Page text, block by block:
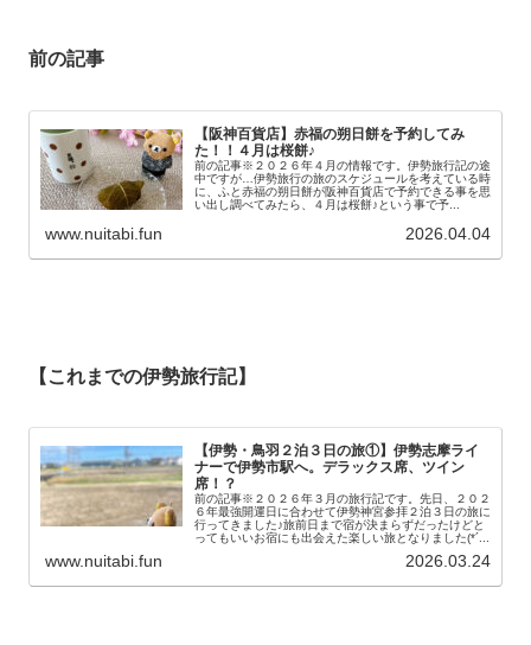
前の記事
【阪神百貨店】赤福の朔日餅を予約してみ
た！！４月は桜餅♪
前の記事※２０２６年４月の情報です。伊勢旅行記の途
中ですが…伊勢旅行の旅のスケジュールを考えている時
に、ふと赤福の朔日餅が阪神百貨店で予約できる事を思
い出し調べてみたら、４月は桜餅♪という事で予...
www.nuitabi.fun 2026.04.04
【これまでの伊勢旅行記】
【伊勢・鳥羽２泊３日の旅①】伊勢志摩ライ
ナーで伊勢市駅へ。デラックス席、ツイン
席！？
前の記事※２０２６年３月の旅行記です。先日、２０２
６年最強開運日に合わせて伊勢神宮参拝２泊３日の旅に
行ってきました♪旅前日まで宿が決まらずだったけどと
ってもいいお宿にも出会えた楽しい旅となりました(*´...
www.nuitabi.fun 2026.03.24